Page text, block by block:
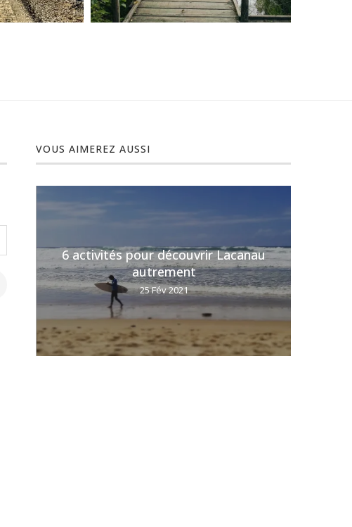
VOUS AIMEREZ AUSSI
6 activités pour découvrir Lacanau
autrement
25 Fév 2021